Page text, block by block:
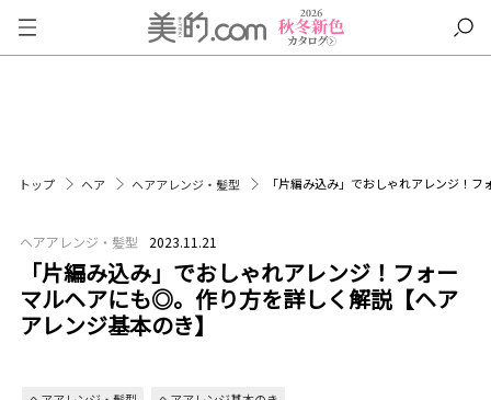
トップ ヘア ヘアアレンジ・髪型 「片編み込み」でおしゃれアレンジ！
ヘアアレンジ・髪型 2023.11.21
「片編み込み」でおしゃれアレンジ！フォー
マルヘアにも◎。作り方を詳しく解説【ヘア
アレンジ基本のき】